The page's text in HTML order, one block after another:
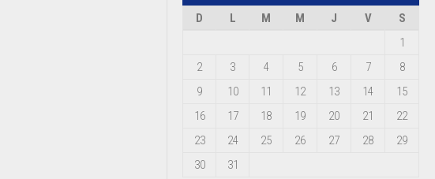
D
L M M J V
S
1
2
3 4 5 6 7
8
9
10 11 12 13 14
15
16
17 18 19 20 21
22
23
24 25 26 27 28
29
30
31